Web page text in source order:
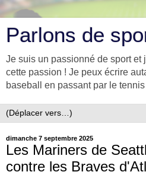
Parlons de
Je suis un passionné de sport et
cette passion ! Je peux écrire
baseball en passant par le tennis
dimanche 7 septembre 2025
Les Mariners de
contre les Braves